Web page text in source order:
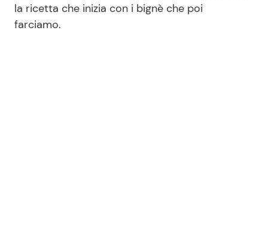
Privacy Policy
la ricetta che inizia con i bignè che poi
farciamo.